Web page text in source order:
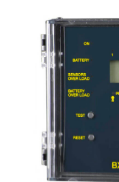
Centrale gas
3